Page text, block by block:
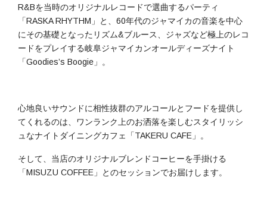
R&Bを当時のオリジナルレコードで選曲するパーティ
「RASKA RHYTHM」と、60年代のジャマイカの音楽を中心
にその基礎となったリズム&ブルース、ジャズなど極上のレコ
ードをプレイする岐阜ジャマイカンオールディーズナイト
「Goodies’s Boogie」。
心地良いサウンドに相性抜群のアルコールとフードを提供し
てくれるのは、ワンランク上のお洒落を楽しむスタイリッシ
ュなナイトダイニングカフェ「TAKERU CAFE」。
そして、当店のオリジナルブレンドコーヒーを手掛ける
「MISUZU COFFEE」とのセッションでお届けします。